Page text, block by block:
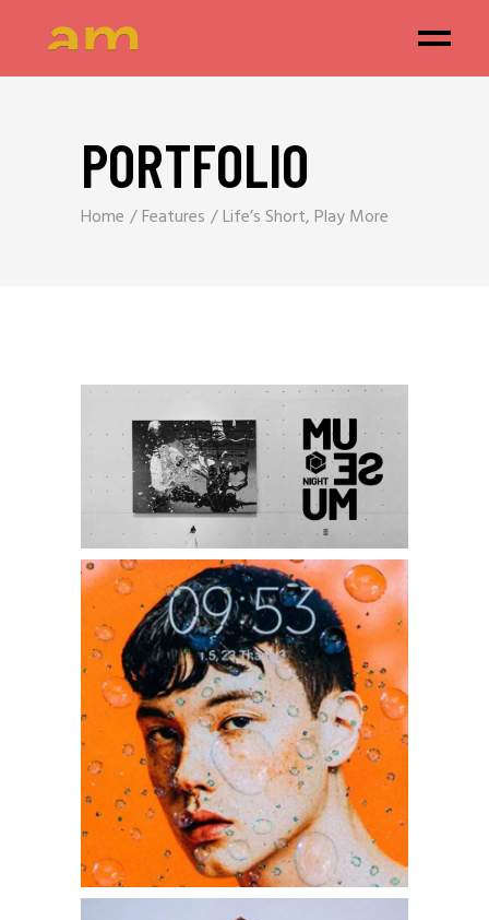
PORTFOLIO
Home Features Life’s Short, Play More